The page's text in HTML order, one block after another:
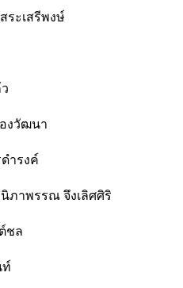
ระเสรีพงษ์
งวัฒนา
ำรงค์
ภาพรรณ จึงเลิศศิริ
ชล
ท์